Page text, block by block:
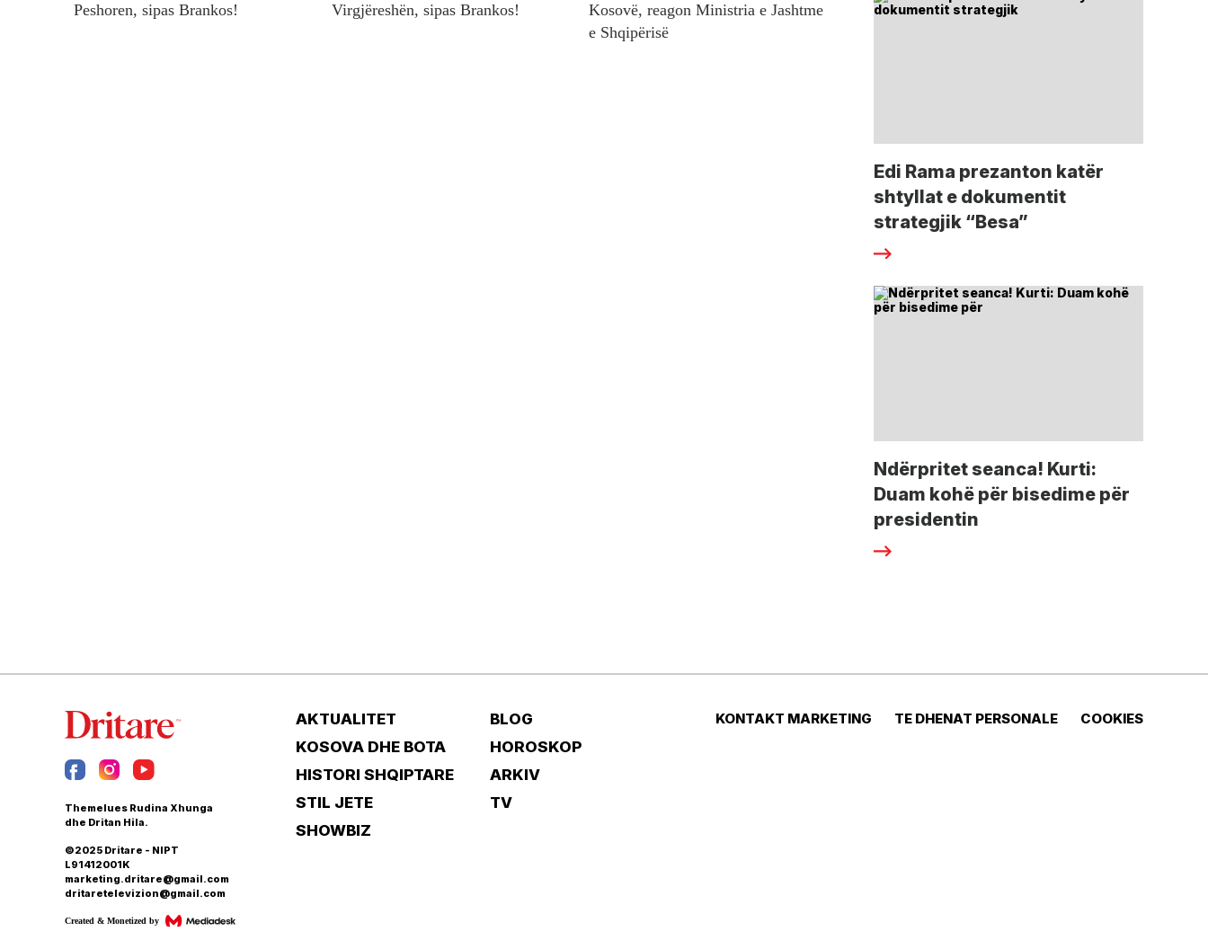
Peshoren, sipas Brankos!
Virgjëreshën, sipas Brankos!
Kosovë, reagon Ministria e Jashtme
e Shqipërisë
Edi Rama prezanton katër
shtyllat e dokumentit
strategjik “Besa”
Ndërpritet seanca! Kurti:
Duam kohë për bisedime për
presidentin
Themelues Rudina Xhunga
dhe Dritan Hila.
©2025 Dritare - NIPT
L91412001K
marketing.dritare@gmail.com
dritaretelevizion@gmail.com
Created & Monetized by
AKTUALITET
KOSOVA DHE BOTA
HISTORI SHQIPTARE
STIL JETE
SHOWBIZ
BLOG
HOROSKOP
ARKIV
TV
KONTAKT MARKETING TE DHENAT PERSONALE COOKIES